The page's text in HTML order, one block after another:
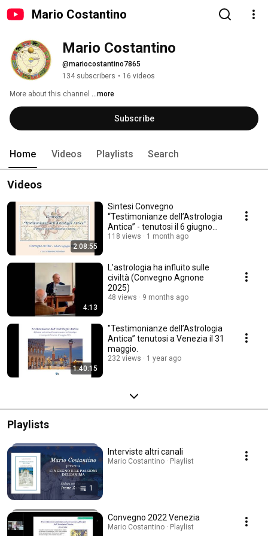
Mario Costantino
Mario Costantino
@mariocostantino7865
134 subscribers • 16 videos
More about this channel ...more
Subscribe
Home Videos Playlists Search
Videos
2:08:55
Sintesi Convegno
“Testimonianze dell’Astrologia
Antica” - tenutosi il 6 giugno
2026
118 views 1 month ago
4:13
L’astrologia ha influito sulle
civiltà (Convegno Agnone
2025)
48 views 9 months ago
1:40:15
"Testimonianze dell’Astrologia
Antica” tenutosi a Venezia il 31
maggio.
232 views 1 year ago
Playlists
1
Interviste altri canali
Mario Costantino · Playlist
Convegno 2022 Venezia
Mario Costantino · Playlist